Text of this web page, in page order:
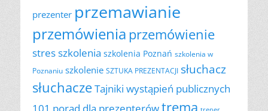
prezenter przemawianie
przemówieniaprzemówienie
stresszkolenia szkolenia Poznań szkolenia w
Poznaniu szkolenie SZTUKA PREZENTACJI słuchacz
słuchaczeTajniki wystąpień publicznych
101 porad dla prezenterówtrema